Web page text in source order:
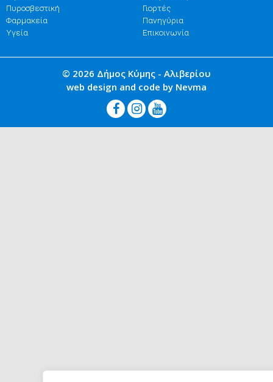
Πυροσβεστική
Φαρμακεία
Υγεία
Γιορτές
Πανηγύρια
Επικοινωνία
© 2026 Δήμος Κύμης - Αλιβερίου
web design and code by Nevma

 